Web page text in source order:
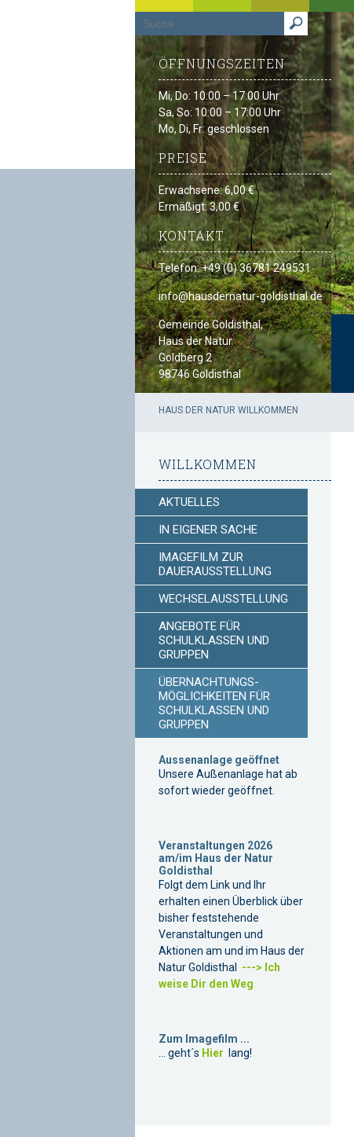
ÖFFNUNGSZEITEN
Mi, Do: 10:00 – 17:00 Uhr
Sa, So: 10:00 – 17:00 Uhr
Mo, Di, Fr: geschlossen
PREISE
Erwachsene: 6,00 €
Ermäßigt: 3,00 €
KONTAKT
Telefon: +49 (0) 36781 249531
info@hausdernatur-goldisthal.de
Gemeinde Goldisthal,
Haus der Natur
Goldberg 2
98746 Goldisthal
HAUS DER NATUR WILLKOMMEN
WILLKOMMEN
AKTUELLES
IN EIGENER SACHE
IMAGEFILM ZUR
DAUERAUSSTELLUNG
WECHSELAUSSTELLUNG
ANGEBOTE FÜR
SCHULKLASSEN UND
GRUPPEN
ÜBERNACHTUNGS-
MÖGLICHKEITEN FÜR
SCHULKLASSEN UND
GRUPPEN
Aussenanlage geöffnet
Unsere Außenanlage hat ab
sofort wieder geöffnet.
Veranstaltungen 2026
am/im Haus der Natur
Goldisthal
Folgt dem Link und Ihr
erhalten einen Überblick über
bisher feststehende
Veranstaltungen und
Aktionen am und im Haus der
Natur Goldisthal ---> Ich
weise Dir den Weg
Zum Imagefilm ...
... geht´s Hier lang!